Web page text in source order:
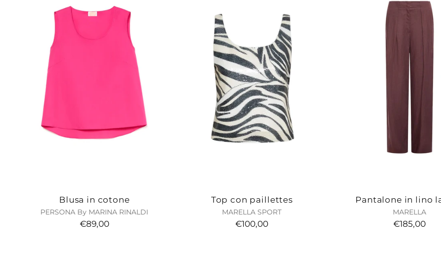
Blusa in cotone
PERSONA By MARINA RINALDI
€89,00
Top con paillettes
MARELLA SPORT
€100,00
Pantalone in lino
MARELLA
€185,00